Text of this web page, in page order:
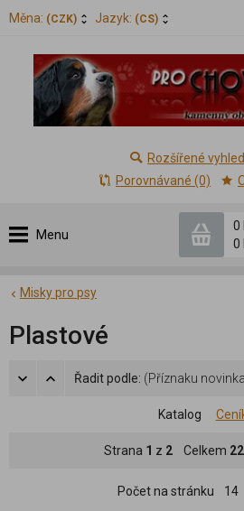
Měna: (CZK) Jazyk: (CS)
Menu
0
0
Rozšířené
Porovnávané (0)
Misky pro psy
Plastové
Řadit podle: (Příznaku
Katalog
Strana 1 z 2Celkem 22
Počet na stránku 14